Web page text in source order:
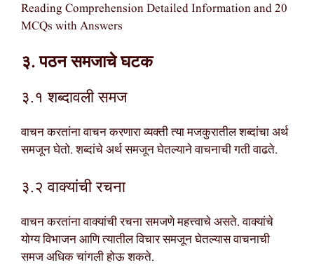
Reading Comprehension Detailed Information and 20
MCQs with Answers
३. पठन समजाचे घटक
३.१ शब्दावली समज
वाचन करतांना वाचन करणारा व्यक्ती त्या मजकुरातील शब्दांचा अर्थ
समजून घेतो. शब्दांचे अर्थ समजून घेतल्याने वाचनाची गती वाढते.
३.२ वाक्यांची रचना
वाचन करतांना वाक्यांची रचना समजणे महत्त्वाचे असते. वाक्यांचे
योग्य विभाजन आणि त्यातील विचार समजून घेतल्यास वाचनाची
समज अधिक चांगली होऊ शकते.